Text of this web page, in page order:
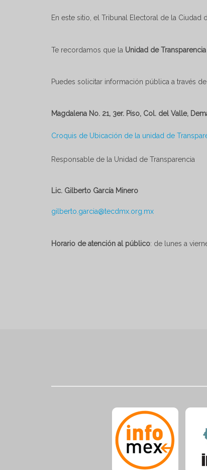
En este sitio, el Tribunal Electoral de la Ciudad
Te recordamos que la Unidad de Transparencia
Puedes solicitar información pública a través
Magdalena No. 21, 3er. Piso, Col. del Valle,
Croquis de Ubicación de la unidad de
Responsable de la Unidad de Transparencia
Lic. Gilberto García Minero
gilberto.garcia@tecdmx.org.mx
Horario de atención al público: de lunes a